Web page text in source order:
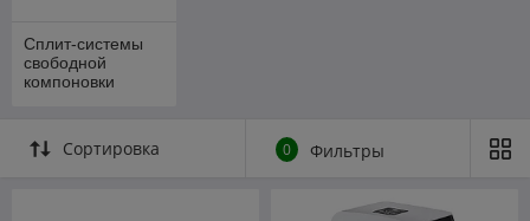
Сплит-системы
свободной
компоновки
Сортировка 0 Фильтры